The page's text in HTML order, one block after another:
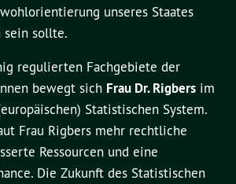
unseres Staates
sein sollte.
regulierten Fachgebiete der
bewegt sich Frau Dr. Rigbers im
Statistischen System.
Frau Rigbers mehr rechtliche
Ressourcen und eine
Die Zukunft des Statistischen